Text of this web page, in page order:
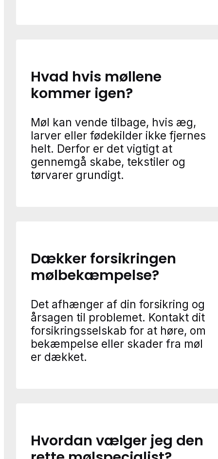
Hvad hvis møllene
kommer igen?
Møl kan vende tilbage, hvis æg,
larver eller fødekilder ikke fjernes
helt. Derfor er det vigtigt at
gennemgå skabe, tekstiler og
tørvarer grundigt.
Dækker forsikringen
mølbekæmpelse?
Det afhænger af din forsikring og
årsagen til problemet. Kontakt dit
forsikringsselskab for at høre, om
bekæmpelse eller skader fra møl
er dækket.
Hvordan vælger jeg den